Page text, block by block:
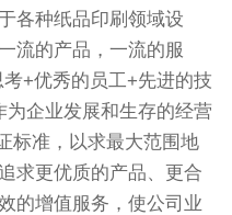
各种纸品印刷领域设
流的产品，一流的服
+优秀的员工+先进的技
为企业发展和生存的经营
标准，以求最大范围地
求更优质的产品、更合
的增值服务，使公司业